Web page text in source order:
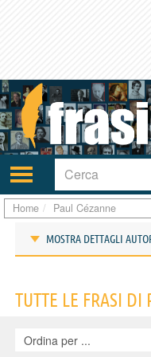
Attiva/disattiva
navigazione
Home Paul Cézanne
MOSTRA DETTAGLI
TUTTE LE FRASI DI